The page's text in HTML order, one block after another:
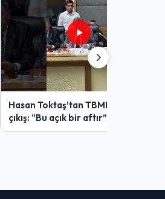
Hasan Toktaş’tan TBMM’de sert
çıkış: “Bu açık bir aftır”